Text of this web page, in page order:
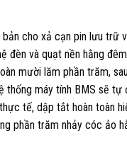
cho xả cạn pin lưu trữ
đèn và quạt nền hằng
mười lăm phần trăm,
thống máy tính BMS sẽ tự
tế, dập tắt hoàn toàn
phần trăm nhảy cóc ảo